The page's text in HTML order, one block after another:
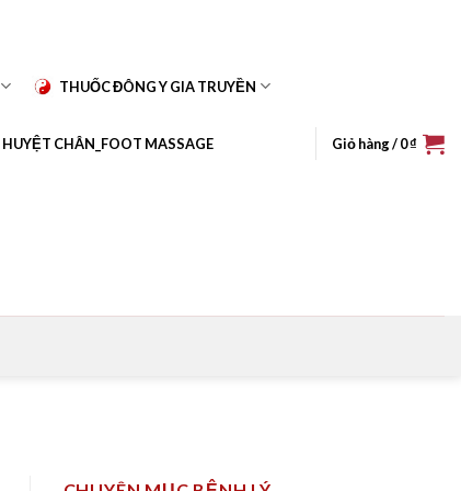
THUỐC ĐÔNG Y GIA TRUYỀN
CHÂN_FOOT MASSAGE Giỏ hàng /0₫